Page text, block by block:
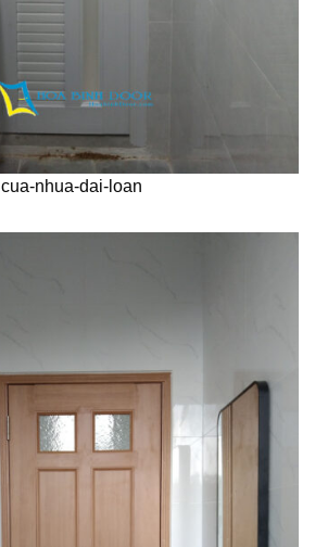
cua-nhua-dai-loan